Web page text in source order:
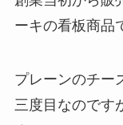
ーキの看板商品
プレーンのチー
三度目なのです